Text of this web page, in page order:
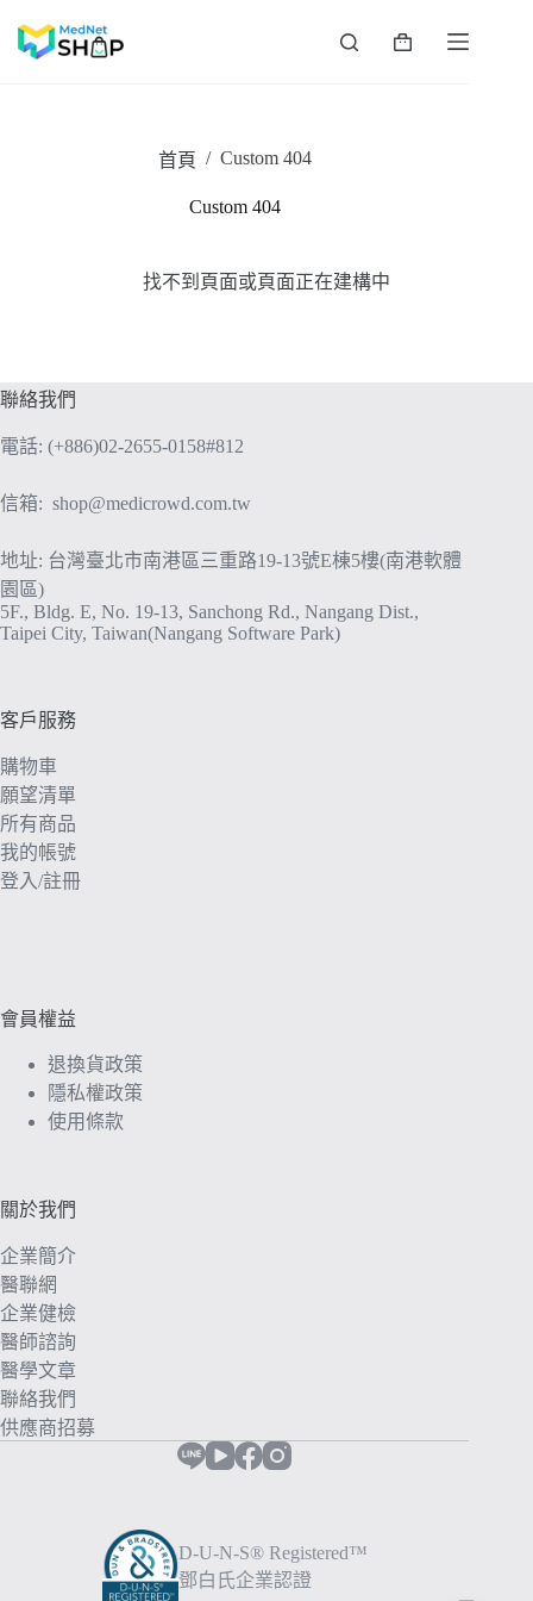
購
首頁 / Custom 404
Custom 404
找不到頁面或頁面正在建構中
聯絡我們
電話: (+886)02-2655-0158#812
信箱: shop@medicrowd.com.tw
地址: 台灣臺北市南港區三重路19-13號E棟5樓(南港軟體
園區)
5F., Bldg. E, No. 19-13, Sanchong Rd., Nangang Dist.,
Taipei City, Taiwan(Nangang Software Park)
客戶服務
購物車
願望清單
所有商品
我的帳號
登入/註冊
會員權益
退換貨政策
隱私權政策
使用條款
關於我們
企業簡介
醫聯網
企業健檢
醫師諮詢
醫學文章
聯絡我們
供應商招募
D-U-N-S® Registered™
鄧白氏企業認證